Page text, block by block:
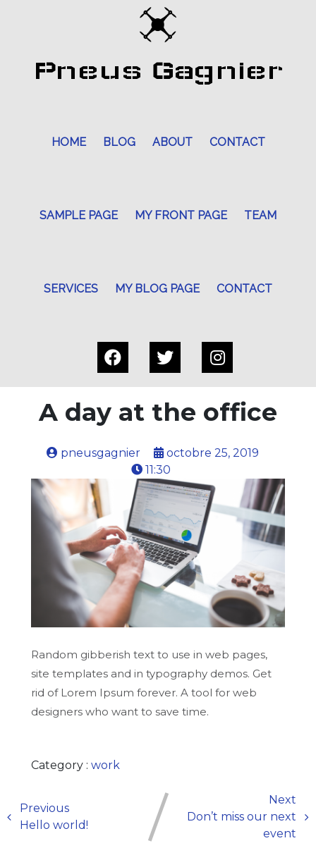
Pneus Gagnier
HOME BLOG ABOUT CONTACT
SAMPLE PAGE MY FRONT PAGE TEAM
SERVICES MY BLOG PAGE CONTACT
A day at the office
pneusgagnier
octobre 25, 2019
11:30
Random gibberish text to use in web pages,
site templates and in typography demos. Get
rid of Lorem Ipsum forever. A tool for web
designers who want to save time.
Category : work
Previous
Hello world!
Next
Don’t miss our next
event